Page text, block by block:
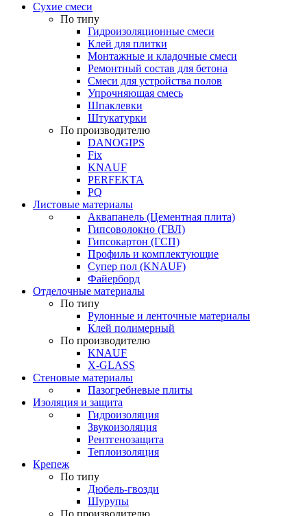
Сухие смеси
По типу
Гидроизоляционные смеси
Клей для плитки
Монтажные и кладочные смеси
Ремонтный состав для бетона
Смеси для устройства полов
Упрочняющая смесь
Шпаклевки
Штукатурки
По производителю
DANOGIPS
Fix
KNAUF
PERFEKTA
PQ
Листовые материалы
Аквапанель (Цементная плита)
Гипсоволокно (ГВЛ)
Гипсокартон (ГСП)
Профиль и комплектующие
Супер пол (KNAUF)
Файерборд
Отделочные материалы
По типу
Рулонные и ленточные материалы
Клей полимерный
По производителю
KNAUF
X-GLASS
Стеновые материалы
Пазогребневые плиты
Изоляция и защита
Гидроизоляция
Звукоизоляция
Рентгенозащита
Теплоизоляция
Крепеж
По типу
Дюбель-гвозди
Шурупы
По производителю